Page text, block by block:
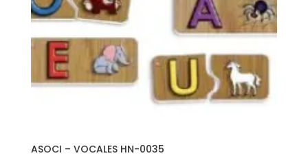
ASOCI – VOCALES HN-0035